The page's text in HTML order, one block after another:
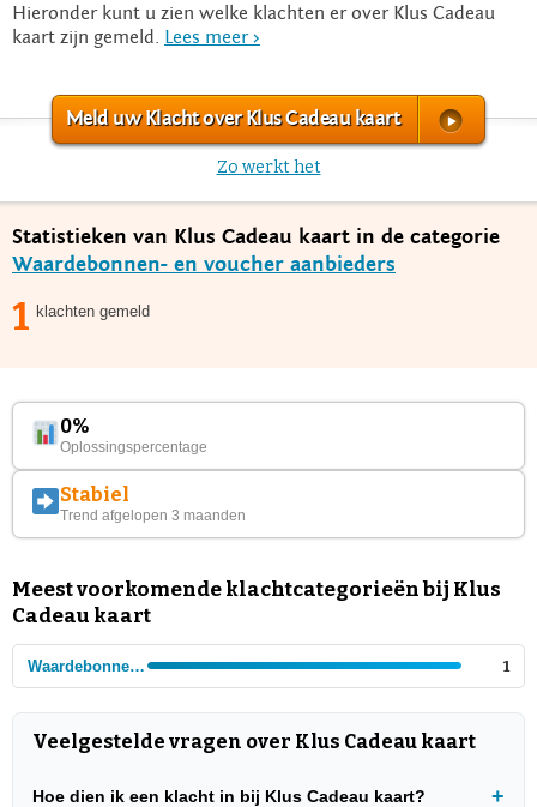
Hieronder kunt u zien welke klachten er over Klus Cadeau
kaart zijn gemeld. Lees meer >
Meld uw Klacht over Klus Cadeau kaart
Zo werkt het
Statistieken van Klus Cadeau kaart in de categorie
Waardebonnen- en voucher aanbieders
1 klachten gemeld
0%
Oplossingspercentage
Stabiel
Trend afgelopen 3 maanden
Meest voorkomende klachtcategorieën bij Klus
Cadeau kaart
Waardebonnen- en voucher aanbieders 1
Veelgestelde vragen over Klus Cadeau kaart
Hoe dien ik een klacht in bij Klus Cadeau kaart?